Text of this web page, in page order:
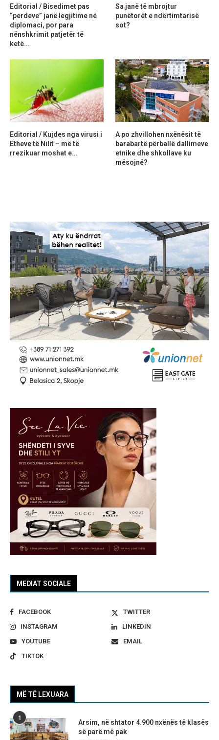
MEDIAT SOCIALE
FACEBOOK
TWITTER
INSTAGRAM
LINKEDIN
YOUTUBE
EMAIL
TIKTOK
MË TË LEXUARA
1
Arsim, në shtator 4.900 nxënës të klasës
së parë më pak
Editorial / Bisedimet pas
“perdeve” janë legjitime në
diplomaci, por para
nënshkrimit patjetër të
ketë...
Sa janë të mbrojtur
punëtorët e ndërtimtarisë
sot?
Editorial / Kujdes nga virusi i
Etheve të Nilit – më të
rrezikuar moshat e...
A po zhvillohen nxënësit të
barabartë përballë dallimeve
etnike dhe shkollave ku
mësojnë?